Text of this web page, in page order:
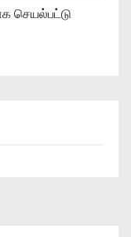
செயல்பட்டு